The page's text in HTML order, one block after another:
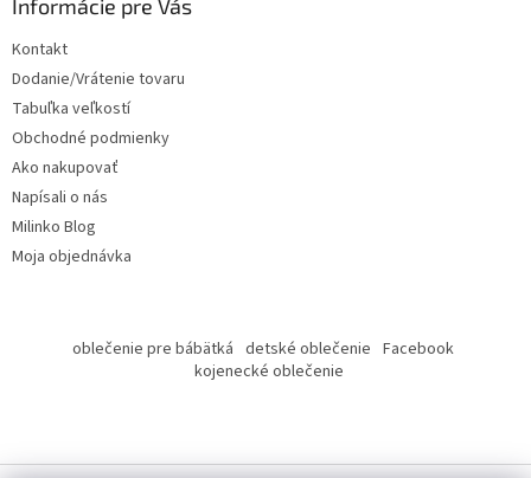
Informácie pre Vás
Kontakt
Dodanie/Vrátenie tovaru
Tabuľka veľkostí
Obchodné podmienky
Ako nakupovať
Napísali o nás
Milinko Blog
Moja objednávka
oblečenie pre bábätká detské oblečenie Facebook
kojenecké oblečenie